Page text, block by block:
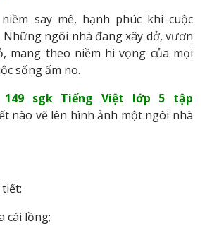
say mê, hạnh phúc khi cuộc
ngôi nhà đang xây dở, vươn
mang theo niềm hi vọng của mọi
sống ấm no.
sgk Tiếng Việt lớp 5 tập
nào vẽ lên hình ảnh một ngôi nhà
cái lồng;